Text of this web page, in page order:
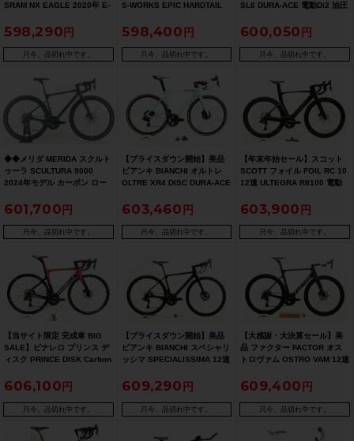
SRAM NX EAGLE 2020年 E-
ク Mサイズ グレー/ブラック
598,290
只今、品切れ中です。
S-WORKS EPIC HARDTAIL
マウンテンバイク Sサイズ ホ
598,400
只今、品切れ中です。
SL6 DURA-ACE 電動Di2 油圧
バイク 49サイズ グリーン
600,050
只今、品切れ中です。
◆◆メリダ MERIDA スクルト
ゥーラ SCULTURA 9000
2024年モデル カーボン ロー
SHIMANO 105 Di2 R7150 12
速（サイクルパラダイス大阪
より配送）
601,700
只今、品切れ中です。
【プライスダウン開始】美品
ビアンキ BIANCHI オルトレ
OLTRE XR4 DISC DURA-ACE
2019年 カーボンロードバイク
53サイズ チェレステ【お買い
得SALE】
603,460
只今、品切れ中です。
【年末年始セール】スコット
SCOTT フォイル FOIL RC 10
12速 ULTEGRA R8100 電動
ンロードバイク Sサイズ ブラ
ック【期間限定 2025年1月6
日 午前10時迄】
603,900
只今、品切れ中です。
【当サイト限定 完成車 BIG
SALE】ピナレロ プリンス デ
ィスク PRINCE DISK Carbon
動Di2 2020年 カーボンロード
バイク 50サイズ レッド/ブラ
ック【期間限定 1/26 午前10
時迄】
606,100
只今、品切れ中です。
【プライスダウン開始】美品
ビアンキ BIANCHI スペシャリ
ッシマ SPECIALISSIMA 12速
2022年 カーボンロードバイク
47サイズ ブラック【お買い得
SALE】
609,290
只今、品切れ中です。
【大感謝・大決算セール】美
品 ファクター FACTOR オス
トロヴァム OSTRO VAM 12速
2023年頃 カーボンロードバイ
ク 54サイズ ブラック【期間限
定 2/26 午前10時迄】
609,400
只今、品切れ中です。